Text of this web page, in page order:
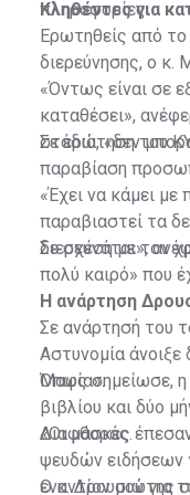
πληροφορίες.
Κληθέντες για
Ερωτηθείς από
διερεύνησης, ο κ.
«Όντως είναι σε
καταθέσει»,
στάδια, «δεν
Σε ερώτηση του
παραβίαση
«Έχει να κάμει
παραβιαστεί τα
διερευνάται»,
Σε σχέση με τον
πολύ καιρό» που
Η ανάρτηση
Σε ανάρτησή του
Αστυνομία άνοιξε
Μαφία».
Όπως σημείωσε, η
βιβλίου και δύο
Διαφθοράς.
«Οι μάσκες
ψευδών ειδήσεων
εναντίον μου για
Ο κ. Δρουσιώτης